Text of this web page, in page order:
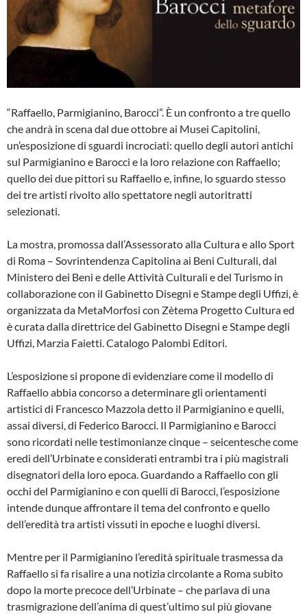
“Raffaello, Parmigianino, Barocci”. È un confronto a tre quello
che andrà in scena dal due ottobre ai Musei Capitolini,
un’esposizione di sguardi incrociati: quello degli autori antichi
sul Parmigianino e Barocci e la loro relazione con Raffaello;
quello dei due pittori su Raffaello e, infine, lo sguardo stesso
dei tre artisti rivolto allo spettatore negli autoritratti
selezionati.
La mostra, promossa dall’Assessorato alla Cultura e allo Sport
di Roma – Sovrintendenza Capitolina ai Beni Culturali, dal
Ministero dei Beni e delle Attività Culturali e del Turismo in
collaborazione con il Gabinetto Disegni e Stampe degli Uffizi, è
organizzata da MetaMorfosi con Zètema Progetto Cultura ed
è curata dalla direttrice del Gabinetto Disegni e Stampe degli
Uffizi, Marzia Faietti. Catalogo Palombi Editori.
L’esposizione si propone di evidenziare come il modello di
Raffaello abbia concorso a determinare gli orientamenti
artistici di Francesco Mazzola detto il Parmigianino e quelli,
assai diversi, di Federico Barocci. Il Parmigianino e Barocci
sono ricordati nelle testimonianze cinque – seicentesche come
eredi dell’Urbinate e considerati entrambi tra i più magistrali
disegnatori della loro epoca. Guardando a Raffaello con gli
occhi del Parmigianino e con quelli di Barocci, l’esposizione
intende dunque affrontare il tema del confronto e quello
dell’eredità tra artisti vissuti in epoche e luoghi diversi.
Mentre per il Parmigianino l’eredità spirituale trasmessa da
Raffaello si fa risalire a una notizia circolante a Roma subito
dopo la morte precoce dell’Urbinate – che parlava di una
trasmigrazione dell’anima di quest’ultimo sul più giovane